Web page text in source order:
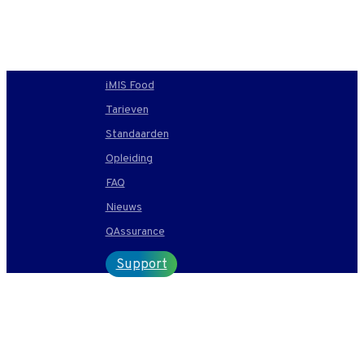
iMIS Food
Tarieven
Standaarden
Opleiding
FAQ
Nieuws
QAssurance
Support